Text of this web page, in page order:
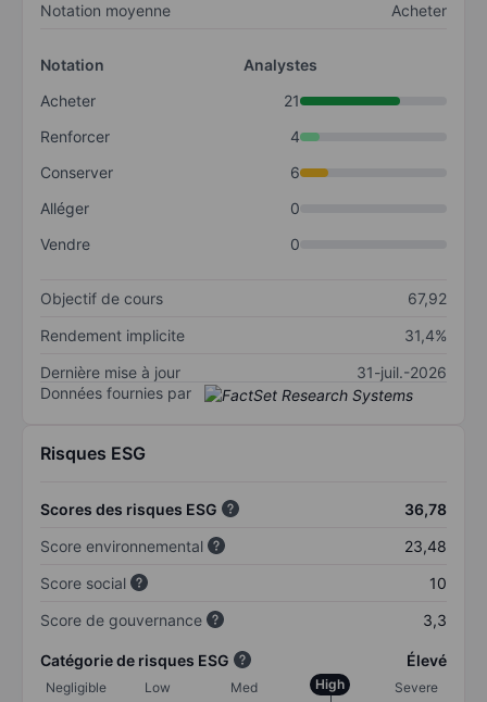
Notation moyenne Acheter
Notation
Analystes
Acheter
21
Renforcer
4
Conserver
6
Alléger
0
Vendre
0
Objectif de cours
67,92
Rendement implicite
31,4%
Dernière mise à jour
31-juil.-2026
Données fournies par
Risques ESG
Scores des risques ESG
36,78
Score environnemental
23,48
Score social
10
Score de gouvernance
3,3
Catégorie de risques ESG Élevé
Negligible Low Med High
Severe